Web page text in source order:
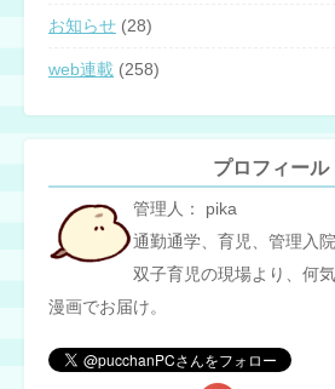
お知らせ (28)
web連載 (258)
プロフィール
管理人： pika
通勤通学、育児、管理入院
双子育児の現場より、何
漫画でお届け。